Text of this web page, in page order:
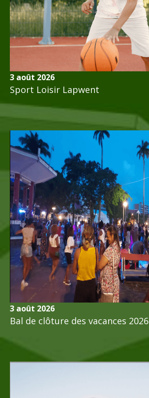
3 août 2026
Sport Loisir Lapwent
3 août 2026
Bal de clôture des vacances 2026